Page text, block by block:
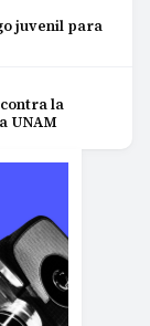
juvenil para
la
UNAM